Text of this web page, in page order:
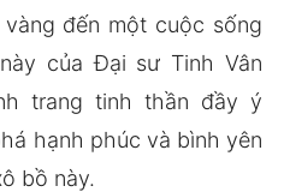
đến một cuộc sống
của Đại sư Tinh Vân
trang tinh thần đầy ý
hạnh phúc và bình yên
bồ này.